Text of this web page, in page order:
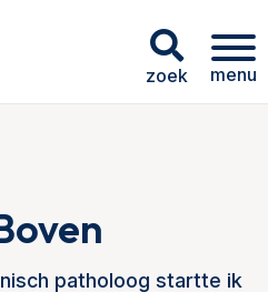
zoek menu
patholoog startte ik